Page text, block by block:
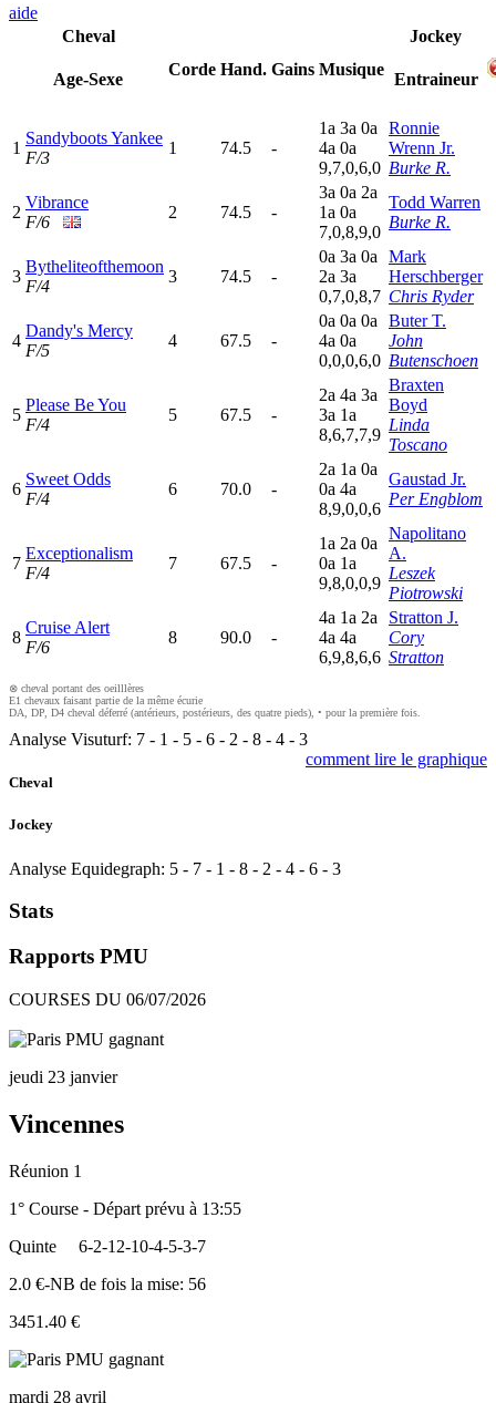
aide
Cheval
Age-Sexe
Corde Hand. Gains Musique
Jockey
Entraineur
1
Sandyboots Yankee
F/3
1 74.5 -
1a 3a 0a
4a 0a
9,7,0,6,0
Ronnie
Wrenn Jr.
Burke R.
2
Vibrance
F/6
2 74.5 -
3a 0a 2a
1a 0a
7,0,8,9,0
Todd Warren
Burke R.
3
Bytheliteofthemoon
F/4
3 74.5 -
0a 3a 0a
2a 3a
0,7,0,8,7
Mark
Herschberger
Chris Ryder
4
Dandy's Mercy
F/5
4 67.5 -
0a 0a 0a
4a 0a
0,0,0,6,0
Buter T.
John
Butenschoen
5
Please Be You
F/4
5 67.5 -
2a 4a 3a
3a 1a
8,6,7,7,9
Braxten
Boyd
Linda
Toscano
6
Sweet Odds
F/4
6 70.0 -
2a 1a 0a
0a 4a
8,9,0,0,6
Gaustad Jr.
Per Engblom
7
Exceptionalism
F/4
7 67.5 -
1a 2a 0a
0a 1a
9,8,0,0,9
Napolitano
A.
Leszek
Piotrowski
8
Cruise Alert
F/6
8 90.0 -
4a 1a 2a
4a 4a
6,9,8,6,6
Stratton J.
Cory
Stratton
⊗ cheval portant des oeilllères
E1 chevaux faisant partie de la même écurie
DA, DP, D4 cheval déferré (antérieurs, postérieurs, des quatre pieds), • pour la première fois.
Analyse Visuturf: 7 - 1 - 5 - 6 - 2 - 8 - 4 - 3
comment lire le graphique
Cheval
Jockey
Analyse Equidegraph: 5 - 7 - 1 - 8 - 2 - 4 - 6 - 3
Stats
Rapports PMU
COURSES DU 06/07/2026
jeudi 23 janvier
Vincennes
Réunion 1
1° Course - Départ prévu à 13:55
Quinte
6-2-12-10-4-5-3-7
2.0 €-NB de fois la mise: 56
3451.40 €
mardi 28 avril